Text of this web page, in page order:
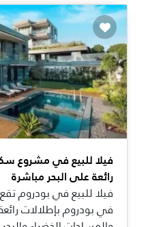
Recommended
فيلا للبيع في مشروع
رائعة على البحر مباشرة
فيلا للبيع في
في بودروم بإطلالات